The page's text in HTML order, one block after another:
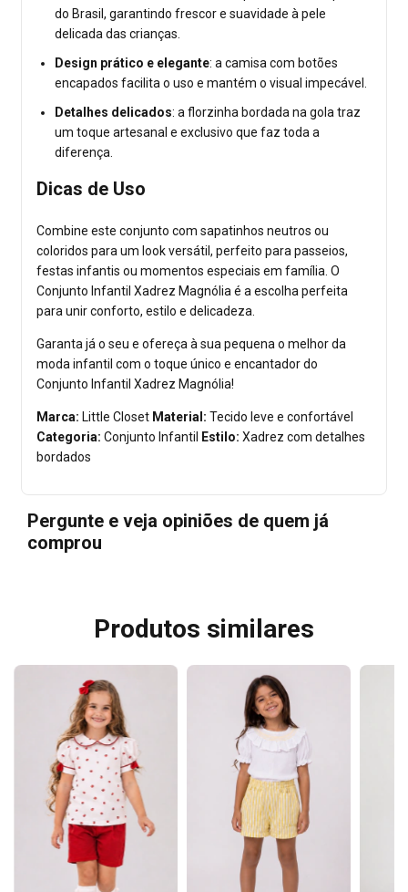
do Brasil, garantindo frescor e suavidade à pele
delicada das crianças.
Design prático e elegante: a camisa com botões
encapados facilita o uso e mantém o visual impecável.
Detalhes delicados: a florzinha bordada na gola traz
um toque artesanal e exclusivo que faz toda a
diferença.
Dicas de Uso
Combine este conjunto com sapatinhos neutros ou
coloridos para um look versátil, perfeito para passeios,
festas infantis ou momentos especiais em família. O
Conjunto Infantil Xadrez Magnólia é a escolha perfeita
para unir conforto, estilo e delicadeza.
Garanta já o seu e ofereça à sua pequena o melhor da
moda infantil com o toque único e encantador do
Conjunto Infantil Xadrez Magnólia!
Marca: Little Closet Material: Tecido leve e confortável
Categoria: Conjunto Infantil Estilo: Xadrez com detalhes
bordados
Pergunte e veja opiniões de quem já
comprou
Produtos similares